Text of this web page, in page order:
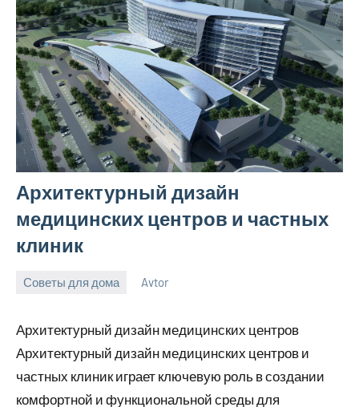
Архитектурный дизайн
медицинских центров и частных
клиник
Советы для дома
2026
Avtor
Архитектурный дизайн медицинских центров
Архитектурный дизайн медицинских центров и
частных клиник играет ключевую роль в создании
комфортной и функциональной среды для